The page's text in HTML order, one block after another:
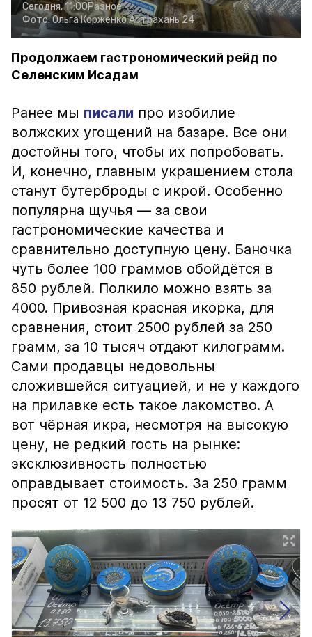
Сегодня, 11:00Разное
Фото:Ольга КорженкоАстрахань 24
Продолжаем гастрономический рейд по
Селенским Исадам
Ранее мы писали про изобилие
волжских угощений на базаре. Все они
достойны того, чтобы их попробовать.
И, конечно, главным украшением стола
станут бутерброды с икрой. Особенно
популярна щучья — за свои
гастрономические качества и
сравнительно доступную цену. Баночка
чуть более 100 граммов обойдётся в
850 рублей. Полкило можно взять за
4000. Привозная красная икорка, для
сравнения, стоит 2500 рублей за 250
грамм, за 10 тысяч отдают килограмм.
Сами продавцы недовольны
сложившейся ситуацией, и не у каждого
на прилавке есть такое лакомство. А
вот чёрная икра, несмотря на высокую
цену, не редкий гость на рынке:
эксклюзивность полностью
оправдывает стоимость. За 250 грамм
просят от 12 500 до 13 750 рублей.